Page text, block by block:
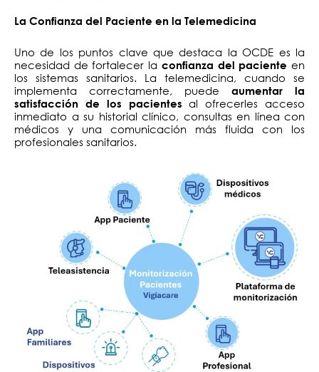
La Confianza del Paciente en la Telemedicina
Uno de los puntos clave que destaca la OCDE es la
necesidad de fortalecer la confianza del paciente en
los sistemas sanitarios. La telemedicina, cuando se
implementa correctamente, puede aumentar la
satisfacción de los pacientes al ofrecerles acceso
inmediato a su historial clínico, consultas en línea con
médicos y una comunicación más fluida con los
profesionales sanitarios.